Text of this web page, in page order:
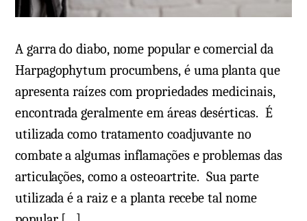
A garra do diabo, nome popular e comercial da
Harpagophytum procumbens, é uma planta que
apresenta raízes com propriedades medicinais,
encontrada geralmente em áreas desérticas. É
utilizada como tratamento coadjuvante no
combate a algumas inflamações e problemas das
articulações, como a osteoartrite. Sua parte
utilizada é a raiz e a planta recebe tal nome